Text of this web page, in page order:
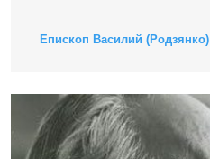
Епископ Василий (Родзянко)